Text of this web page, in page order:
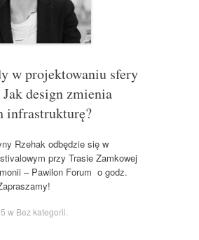
w projektowaniu sfery
design zmienia
infrastrukturę?
Rzehak odbędzie się w
przy Trasie Zamkowej
– Pawilon Forum o godz.
w Bez kategorii